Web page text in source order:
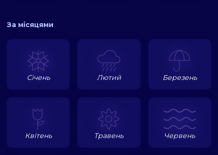
За місяцями
Січень Лютий Березень
Квітень Травень Червень